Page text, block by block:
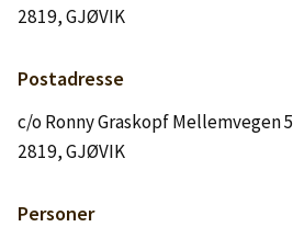
2819, GJØVIK
Postadresse
c/o Ronny Graskopf Mellemvegen 5
2819, GJØVIK
Personer